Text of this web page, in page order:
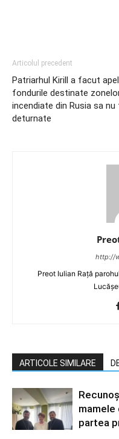
Articolul precedent
Patriarhul Kirill a facut
fondurile destinate
incendiate din Rusia sa nu
deturnate
http://
Preot Iulian Rață
ARTICOLE SIMILARE
mamele
partea